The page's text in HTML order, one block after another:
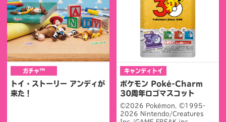
ガチャ™
トイ・ストーリー アンディが
来た！
キャンディトイ
ポケモン Poké-Charm
30周年ロゴマスコット
©2026 Pokémon. ©1995-
2026 Nintendo/Creatures